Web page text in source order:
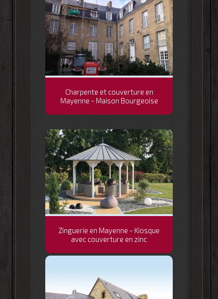
Charpente et couverture en
Mayenne - Maison Bourgeoise
Zinguerie en Mayenne - Kiosque
avec couverture en zinc